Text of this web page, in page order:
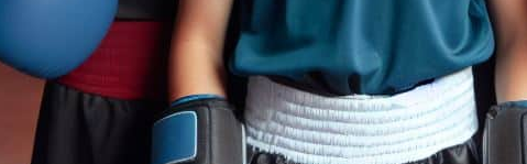
con tập võ là kích